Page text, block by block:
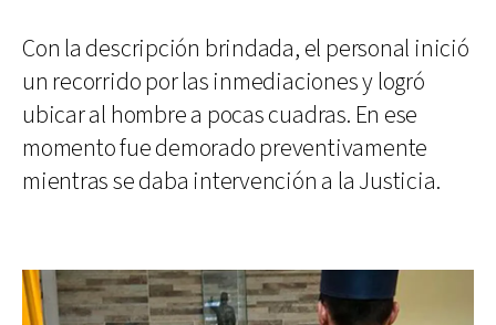
Con la descripción brindada, el personal inició
un recorrido por las inmediaciones y logró
ubicar al hombre a pocas cuadras. En ese
momento fue demorado preventivamente
mientras se daba intervención a la Justicia.